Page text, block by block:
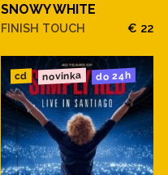
SNOWY WHITE
FINISH TOUCH € 22
cd novinka do 24h